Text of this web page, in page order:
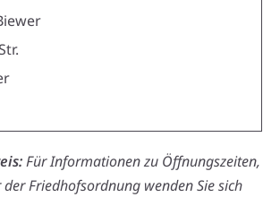
Für Informationen zu Öffnungszeiten,
Friedhofsordnung wenden Sie sich